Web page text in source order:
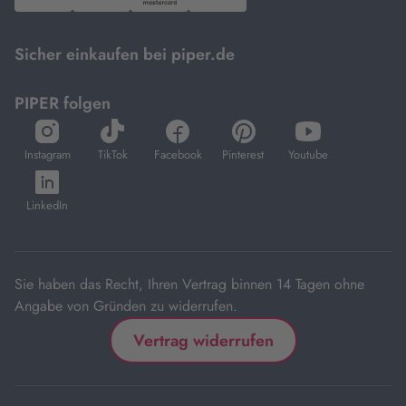
Sicher einkaufen bei piper.de
PIPER folgen
Instagram
öffnet
in
neuem
Tab
TikTok
öffnet
in
Facebook
öffnet
in
Pinterest
öffnet
in
Youtube
öffnet
in
LinkedIn
öffnet
in
Sie haben das Recht, Ihren Vertrag binnen 14 Tagen ohne
Angabe von Gründen zu widerrufen.
Vertrag widerrufen